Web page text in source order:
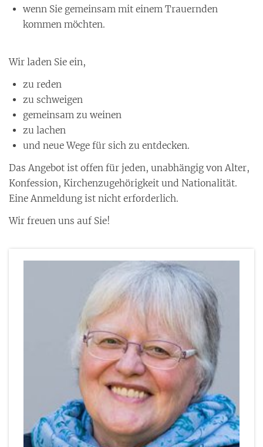
wenn Sie gemeinsam mit einem Trauernden
kommen möchten.
Wir laden Sie ein,
zu reden
zu schweigen
gemeinsam zu weinen
zu lachen
und neue Wege für sich zu entdecken.
Das Angebot ist offen für jeden, unabhängig von Alter,
Konfession, Kirchenzugehörigkeit und Nationalität.
Eine Anmeldung ist nicht erforderlich.
Wir freuen uns auf Sie!